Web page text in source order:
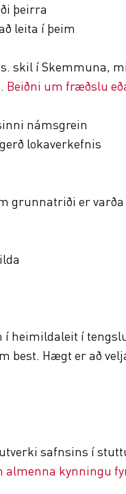
þeirra
leita í þeim
skil í Skemmuna,
Beiðni um fræðslu
námsgrein
lokaverkefnis
er
í heimildaleit í
Hægt er að
safnsins í
almenna kynningu